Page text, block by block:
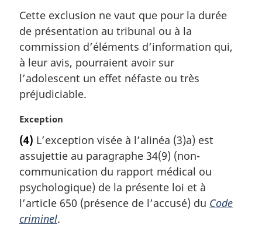
Cette exclusion ne vaut que pour la durée
de présentation au tribunal ou à la
commission d’éléments d’information qui,
à leur avis, pourraient avoir sur
l’adolescent un effet néfaste ou très
préjudiciable.
N
t
e
m
a
r
g
i
Exception
(4) L’exception visée à l’alinéa (3)a) est
assujettie au paragraphe 34(9) (non-
communication du rapport médical ou
psychologique) de la présente loi et à
l’article 650 (présence de l’accusé) du Code
criminel.